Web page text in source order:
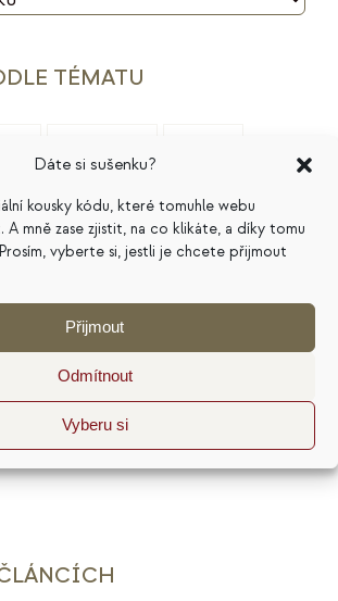
Dáte si sušenku?
kousky kódu, které tomuhle webu
A mně zase zjistit, na co klikáte, a díky tomu
vyberte si, jestli je chcete přijmout
Přijmout
Odmítnout
Vyberu si
TÉMATU
legacy
magie
podnikání
sítě strategie
tarot
vize web zdražení
značka